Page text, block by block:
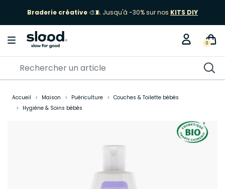
Braderie créative 🎨🧵 Jusqu'à -30% sur nos KITS DIY
0
Accueil Maison Puériculture
Couches & Toilette bébés
Hygiène & Soins bébés